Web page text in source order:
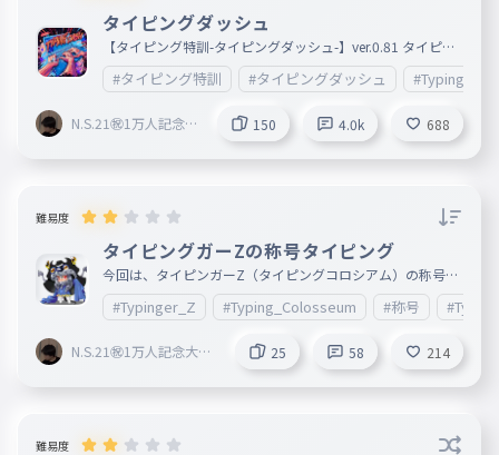
タイピングダッシュ
【タイピング特訓-タイピングダッシュ-】ver.0.81 タイピン
グを極めるタイピングです。 数年かけて制作しています。
まだまだ作成中 熟語やあるあるの文章、ぷっと笑える文章
もある（つもり）です。 たまに文章を追加していきますの
で、是非楽しみにしていてください。 ~Score＆Rank一覧~
3500以上 打神(0) ⇧ 3400以上 仙人(0) 3200以上 魔人(2)0.3
3000以上 廃人(0) 2800以上 超人(2)0.6 2500以上 変人(11)2.
3 2000以上 達人(39)8.0 1500以上 名人(76)19.3 1000以上
明らかな差が見られる場合はチーターとしてランキングから
除外します） ※禁止事項↴ ^SNS等での
投稿はご自由に！大歓迎です^ このタイピングは題名・051
番以降の文章は作者が考えたものであり、無断での使用を禁
じます。ご理解とご協力の程よろしくお願い致します。
#タイピング特訓 #タイピングダッシュ #TypingDash
N.S.21㊗︎1万人記念大
150 4.0k 688
難易度
タイピングガーZの称号タイピング
今回は、タイピンガーZ（タイピングコロシアム）の称号を
タイピングにしてみましたー。 なんか今まで、題名を「タ
イピングコロシアム」で揃えれたので、これも「タイピング
コロシアムの称号タイピング」にしましたが、 コロシアム
以外（ネット対戦）でもこの称号が出ます。 多分あってい
ると思いますが、間違えていれば、ご指摘よろしくおねがい
します。 とりあえず、作成順にしましたが、ランダムが良
ければ、言ってください。
#Typinger_Z #Typing_Colosseum #称号 #Typing
N.S.21㊗︎1万人記念大会
25 58 214
難易度